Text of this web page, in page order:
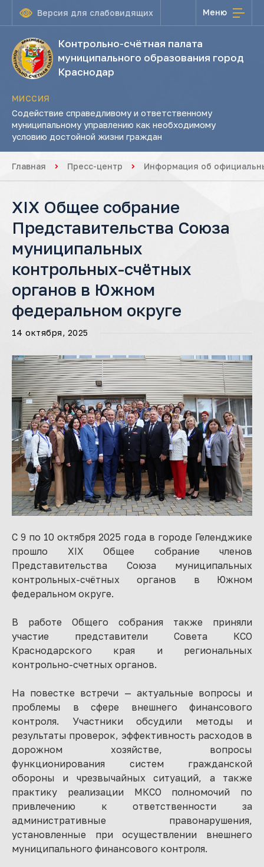
Версия для слабовидящих Меню
Контрольно-счётная палата
муниципального образования город
Краснодар
МИССИЯ
Содействие справедливому и ответственному
муниципальному управлению как необходимому
условию достойной жизни граждан
Главная Пресс-центр Информация об
XIX Общее собрание
Представительства Союза
муниципальных
контрольных-счётных
органов в Южном
федеральном округе
14 октября, 2025
С 9 по 10 октября 2025 года в городе Геленджике
прошло XIX Общее собрание членов
Представительства Союза муниципальных
контрольных-счётных органов в Южном
федеральном округе.
В работе Общего собрания также приняли
участие представители Совета КСО
Краснодарского края и региональных
контрольно-счетных органов.
На повестке встречи — актуальные вопросы и
проблемы в сфере внешнего финансового
контроля. Участники обсудили методы и
результаты проверок, эффективность расходов в
дорожном хозяйстве, вопросы
функционирования систем гражданской
обороны и чрезвычайных ситуаций, а также
практику реализации МКСО полномочий по
привлечению к ответственности за
административные правонарушения,
установленные при осуществлении внешнего
муниципального финансового контроля.